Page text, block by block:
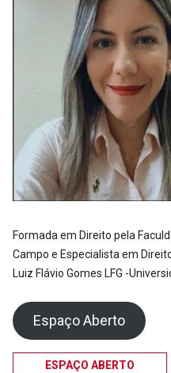
Formada em Direito pela
Campo e Especialista em
Luiz Flávio Gomes LFG -
Espaço Aberto
ESPAÇO ABERTO